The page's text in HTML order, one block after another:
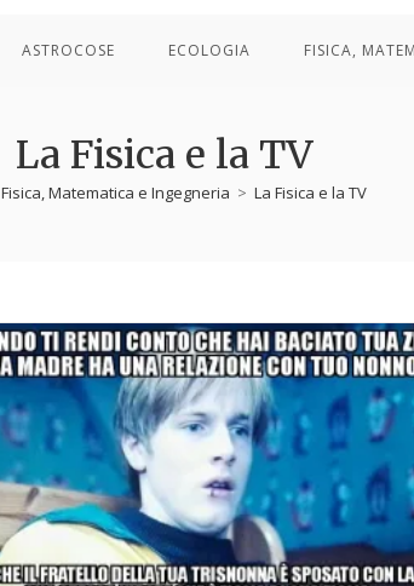
ASTROCOSE ECOLOGIA FISICA,
La Fisica e la TV
Fisica, Matematica e Ingegneria > La Fisica e la TV